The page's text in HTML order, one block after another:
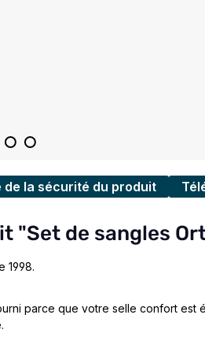
de la sécurité du produit
"Set de sangles
1998.
parce que votre selle confort